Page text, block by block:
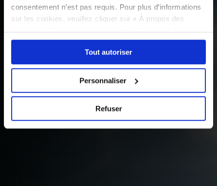
consentement n’est pas requis. Pour plus d’informations
sur les cookies, veuillez cliquer sur « À propos des
cookies ». Vous pouvez ci-dessous autoriser, refuser ou
sélectionner les cookies selon les finalités via l'onglet
« Détails ». À tout moment, vous pouvez modifier votre
choix en cliquant sur le lien « Cookies » en bas des
Tout autoriser
Personnaliser
Refuser